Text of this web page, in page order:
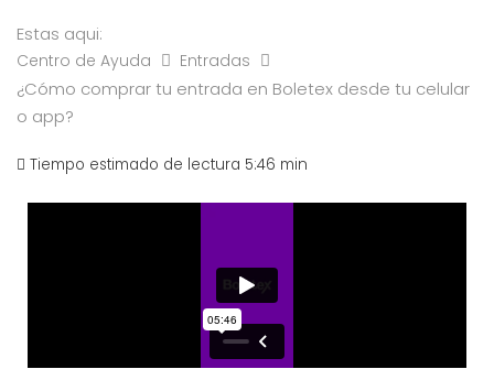
Estas aqui:
Centro de Ayuda Entradas
¿Cómo comprar tu entrada en Boletex desde tu celular
o app?
Tiempo estimado de lectura 5:46 min